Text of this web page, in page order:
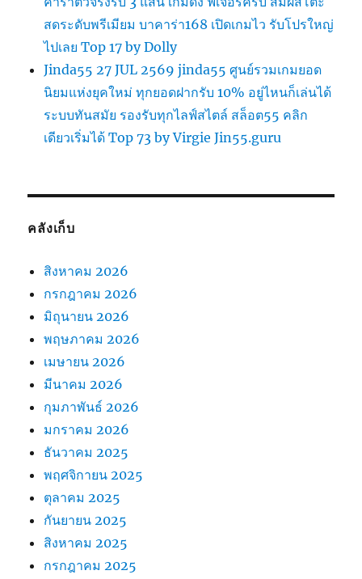
สดระดับพรีเมียม บาคาร่า168 เปิดเกมไว รับโปรใหญ่
ไปเลย Top 17 by Dolly
Jinda55 27 JUL 2569 jinda55 ศูนย์รวมเกมยอด
นิยมแห่งยุคใหม่ ทุกยอดฝากรับ 10% อยู่ไหนก็เล่นได้
ระบบทันสมัย รองรับทุกไลฟ์สไตล์ สล็อต55 คลิก
เดียวเริ่มได้ Top 73 by Virgie Jin55.guru
คลังเก็บ
สิงหาคม 2026
กรกฎาคม 2026
มิถุนายน 2026
พฤษภาคม 2026
เมษายน 2026
มีนาคม 2026
กุมภาพันธ์ 2026
มกราคม 2026
ธันวาคม 2025
พฤศจิกายน 2025
ตุลาคม 2025
กันยายน 2025
สิงหาคม 2025
กรกฎาคม 2025